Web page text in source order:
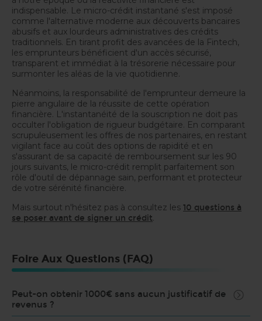
indispensable. Le micro-crédit instantané s'est imposé
comme l'alternative moderne aux découverts bancaires
abusifs et aux lourdeurs administratives des crédits
traditionnels. En tirant profit des avancées de la Fintech,
les emprunteurs bénéficient d'un accès sécurisé,
transparent et immédiat à la trésorerie nécessaire pour
surmonter les aléas de la vie quotidienne.
Néanmoins, la responsabilité de l'emprunteur demeure la
pierre angulaire de la réussite de cette opération
financière. L'instantanéité de la souscription ne doit pas
occulter l'obligation de rigueur budgétaire. En comparant
scrupuleusement les offres de nos partenaires, en restant
vigilant face au coût des options de rapidité et en
s'assurant de sa capacité de remboursement sur les 90
jours suivants, le micro-crédit remplit parfaitement son
rôle d'outil de dépannage sain, performant et protecteur
de votre sérénité financière.
Mais surtout n'hésitez pas à consultez les 10 questions à
se poser avant de signer un crédit.
Foire Aux Questions (FAQ)
Peut-on obtenir 1000€ sans aucun justificatif de
revenus ?